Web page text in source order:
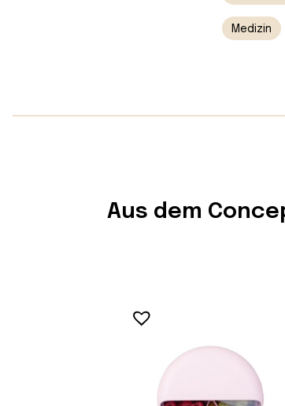
Medizin
Aus dem